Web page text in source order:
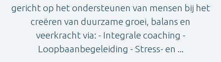
gericht op het ondersteunen van mensen bij het
creëren van duurzame groei, balans en
veerkracht via: - Integrale coaching -
Loopbaanbegeleiding - Stress- en ...